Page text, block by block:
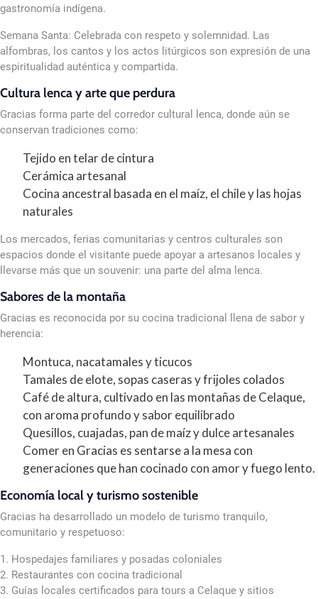
gastronomía indígena.
Semana Santa: Celebrada con respeto y solemnidad. Las
alfombras, los cantos y los actos litúrgicos son expresión de una
espiritualidad auténtica y compartida.
Cultura lenca y arte que perdura
Gracias forma parte del corredor cultural lenca, donde aún se
conservan tradiciones como:
Tejido en telar de cintura
Cerámica artesanal
Cocina ancestral basada en el maíz, el chile y las hojas
naturales
Los mercados, ferias comunitarias y centros culturales son
espacios donde el visitante puede apoyar a artesanos locales y
llevarse más que un souvenir: una parte del alma lenca.
Sabores de la montaña
Gracias es reconocida por su cocina tradicional llena de sabor y
herencia:
Montuca, nacatamales y ticucos
Tamales de elote, sopas caseras y frijoles colados
Café de altura, cultivado en las montañas de Celaque,
con aroma profundo y sabor equilibrado
Quesillos, cuajadas, pan de maíz y dulce artesanales
Comer en Gracias es sentarse a la mesa con
generaciones que han cocinado con amor y fuego lento.
Economía local y turismo sostenible
Gracias ha desarrollado un modelo de turismo tranquilo,
comunitario y respetuoso:
1. Hospedajes familiares y posadas coloniales
2. Restaurantes con cocina tradicional
3. Guías locales certificados para tours a Celaque y sitios